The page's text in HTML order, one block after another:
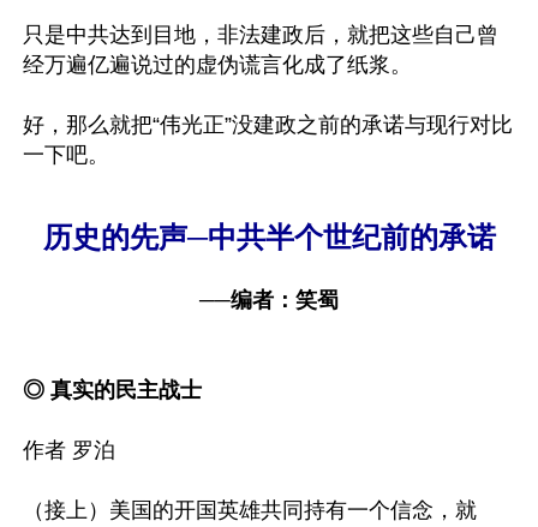
只是中共达到目地，非法建政后，就把这些自己曾
经万遍亿遍说过的虚伪谎言化成了纸浆。
好，那么就把“伟光正”没建政之前的承诺与现行对比
一下吧。
历史的先声─中共半个世纪前的承诺
──编者：笑蜀
◎ 真实的民主战士
作者 罗泊
（接上）美国的开国英雄共同持有一个信念，就